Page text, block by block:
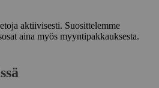
aktiivisesti. Suosittelemme
aina myös myyntipakkauksesta.